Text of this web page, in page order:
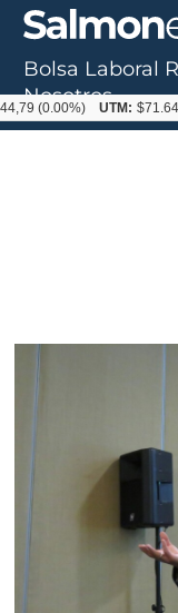
Bolsa Laboral
Nosotros
UTM: $71.649